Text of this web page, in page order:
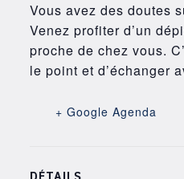
Vous avez des doutes
Venez profiter d’un
proche de chez vous.
le point et d’échanger
+ Google Agenda